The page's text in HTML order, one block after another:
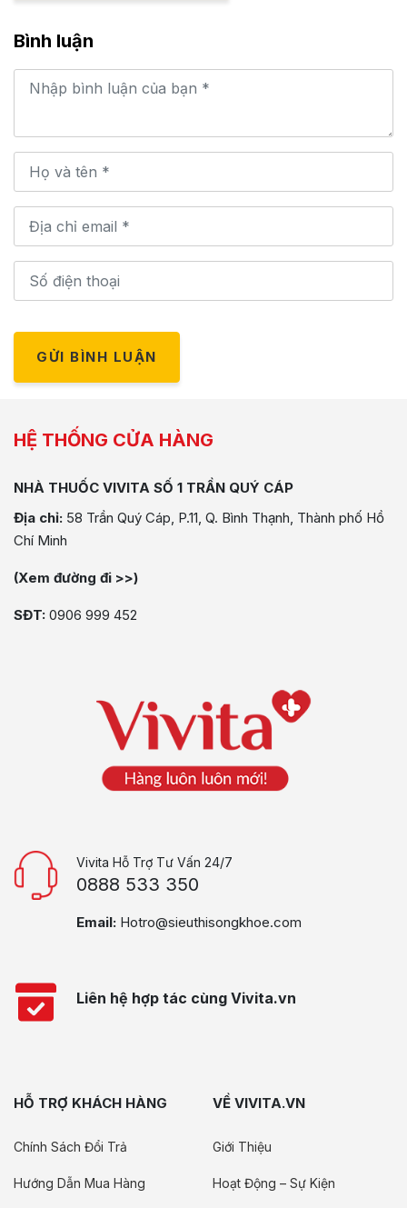
Bình luận
GỬI BÌNH LUẬN
HỆ THỐNG CỬA HÀNG
NHÀ THUỐC VIVITA SỐ 1 TRẦN QUÝ CÁP
Địa chỉ: 58 Trần Quý Cáp, P.11, Q. Bình Thạnh, Thành phố Hồ
Chí Minh
(Xem đường đi >>)
SĐT: 0906 999 452
Vivita Hỗ Trợ Tư Vấn 24/7
0888 533 350
Email: Hotro@sieuthisongkhoe.com
Liên hệ hợp tác cùng Vivita.vn
HỖ TRỢ KHÁCH HÀNG
Chính Sách Đổi Trả
Hướng Dẫn Mua Hàng
VỀ VIVITA.VN
Giới Thiệu
Hoạt Động – Sự Kiện